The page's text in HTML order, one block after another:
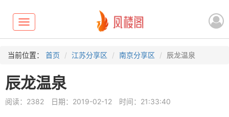
Toggle
navigation
当前位置： 首页 江苏分享区 南京分享区 辰龙温泉
辰龙温泉
阅读：2382 日期：2019-02-12 时间：21:33:40